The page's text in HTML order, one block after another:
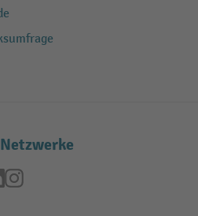
LinkedInInstagram